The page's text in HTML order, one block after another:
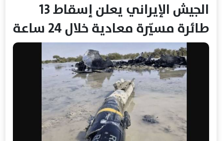
الجيش الإيراني يعلن إسقاط 13
طائرة مسيّرة معادية خلال 24 ساعة